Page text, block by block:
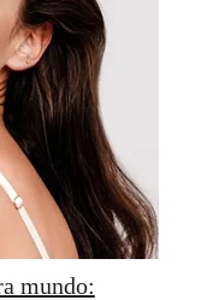
mundo: